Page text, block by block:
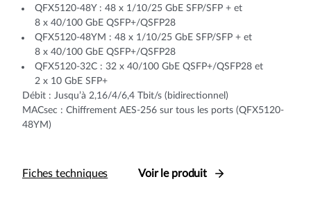
QFX5120-48Y : 48 x 1/10/25 GbE SFP/SFP + et
8 x 40/100 GbE QSFP+/QSFP28
QFX5120-48YM : 48 x 1/10/25 GbE SFP/SFP + et
8 x 40/100 GbE QSFP+/QSFP28
QFX5120-32C : 32 x 40/100 GbE QSFP+/QSFP28 et
2 x 10 GbE SFP+
Débit : Jusqu’à 2,16/4/6,4 Tbit/s (bidirectionnel)
MACsec : Chiffrement AES-256 sur tous les ports (QFX5120-
48YM)
Fiches techniques Voir le produit